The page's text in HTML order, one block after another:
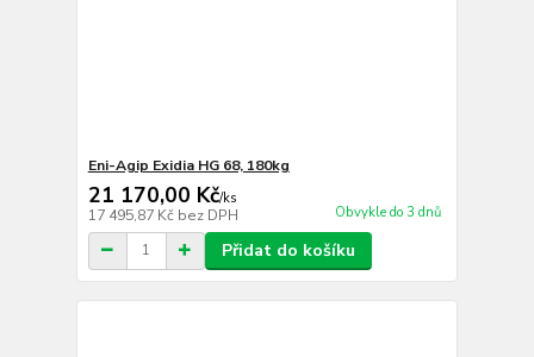
Eni-Agip Exidia HG 68, 180kg
21 170,00 Kč/ks
17 495,87 Kč bez DPH Obvykle do 3 dnů
Přidat do košíku